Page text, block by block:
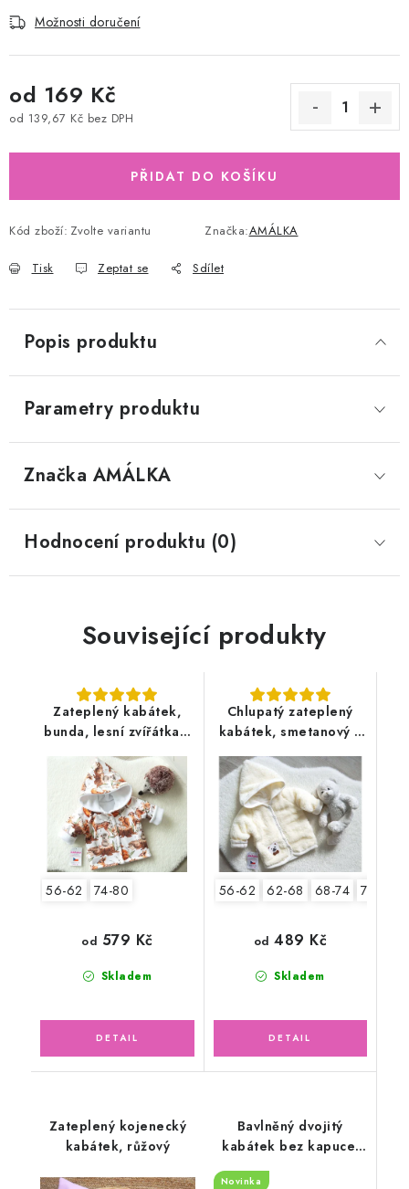
Možnosti doručení
od 169 Kč
od 139,67 Kč bez DPH
PŘIDAT DO KOŠÍKU
Kód zboží: Zvolte variantu Značka:AMÁLKA
Tisk Zeptat se Sdílet
Popis produktu
Parametry produktu
Značka AMÁLKA
Hodnocení produktu (0)
Související produkty
Zateplený kabátek,
bunda, lesní zvířátka s
fleecem
56-62 74-80
Skladem
od 579 Kč
Chlupatý zateplený
kabátek, smetanový s
medvídkem
56-62 62-68 68-74 74-80
Skladem
od 489 Kč
Zateplený kojenecký
kabátek, růžový
Bavlněný dvojitý
kabátek bez kapuce,
Novinka